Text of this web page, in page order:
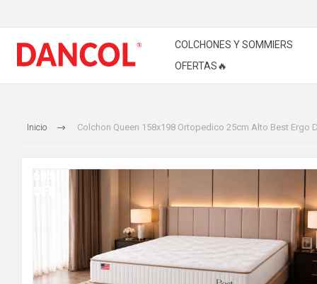
COLCHONES Y SOMMIERS
OFERTAS🔥
Inicio Colchon Queen 158x198 Ortopedico 25cm Alto Best Ergo
60%
OFF